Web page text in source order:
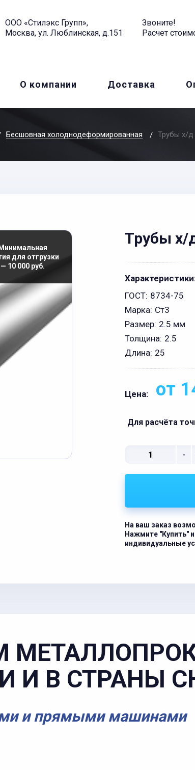
ООО «Стилэкс Групп»,
Москва, ул. Люблинская, д.151
Звоните!
Расчет
О компании Доставка
Бесшовная холоднодеформированная Трубы х/д
Минимальная
для отгрузки
— 10 000 руб.
Трубы х/
ГОСТ: 8734-75
Марка: Ст3
Размер: 2.5 мм
Толщина: 2.5
Длина: 25
Цена: от
Для расчёта
-
На ваш заказ
Нажмите "Купить"
индивидуальные
И В СТРАНЫ
и прямыми машинами